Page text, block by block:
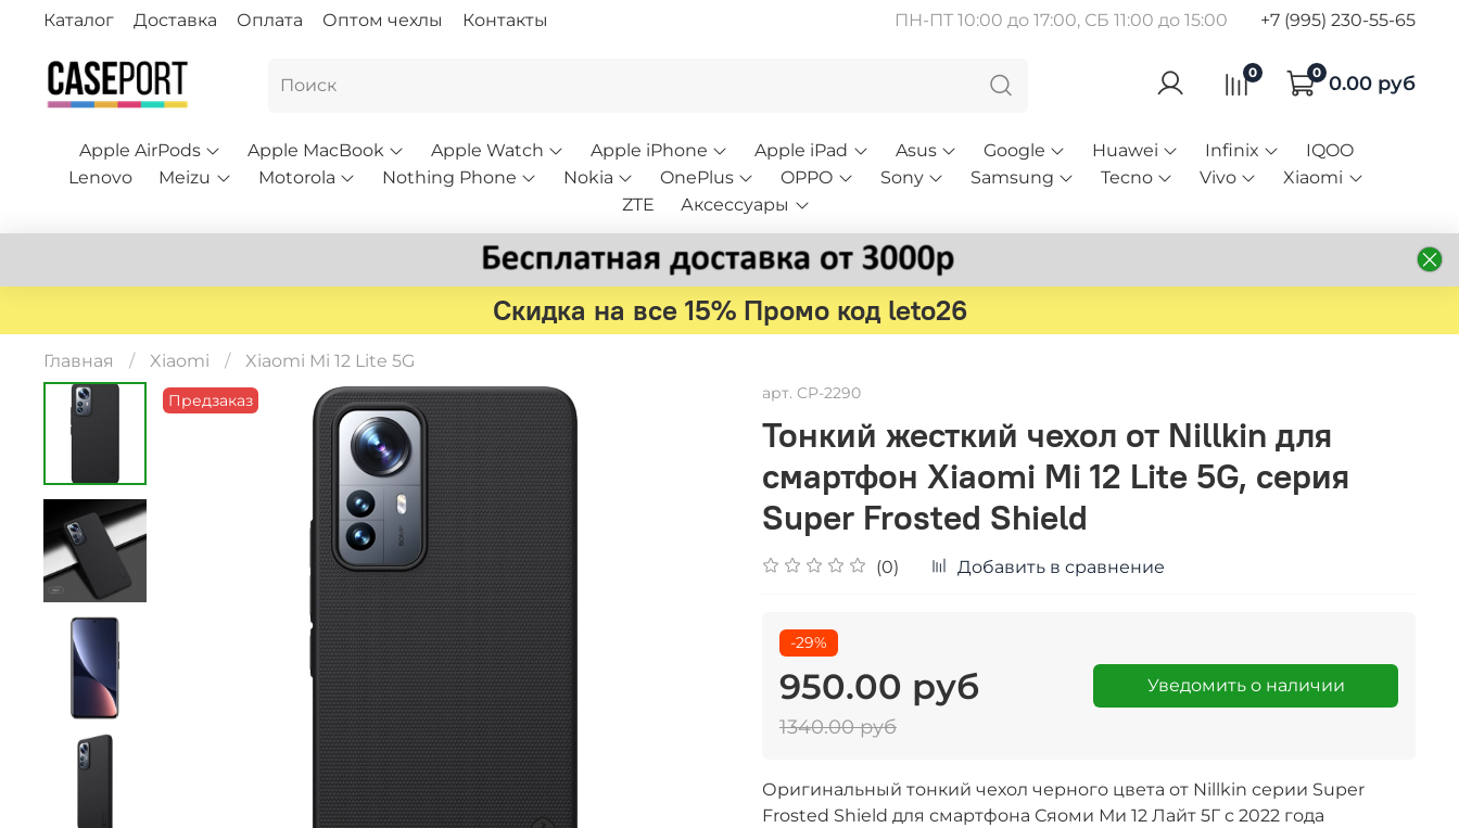
Каталог Доставка Оплата Оптом чехлы Контакты ПН-ПТ 10:00 до 17:00, СБ 11:00 до 15:00 +7 (995) 230-55-65
0 0 0.00 руб
Apple AirPods Apple MacBook Apple Watch Apple iPhone Apple iPad Asus Google Huawei Infinix
IQOO
Lenovo
Meizu Motorola Nothing Phone Nokia OnePlus OPPO Sony Samsung Tecno Vivo
Xiaomi
ZTE
Аксессуары
Скидка на все 15% Промо код leto26
Главная Xiaomi Xiaomi Mi 12 Lite 5G
Предзаказ арт. CP-2290
Тонкий жесткий чехол от Nillkin для
смартфон Xiaomi Mi 12 Lite 5G, серия
Super Frosted Shield
(0) Добавить в сравнение
-29%
950.00 руб
1340.00 руб
Уведомить о наличии
Оригинальный тонкий чехол черного цвета от Nillkin серии Super
Frosted Shield для смартфона Сяоми Ми 12 Лайт 5Г с 2022 года